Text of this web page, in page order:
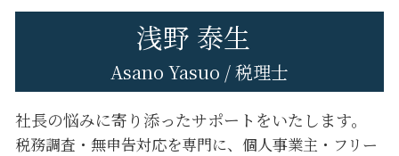
浅野 泰生
Asano Yasuo / 税理士
社長の悩みに寄り添ったサポートをいたします。
税務調査・無申告対応を専門に、個人事業主・フリー